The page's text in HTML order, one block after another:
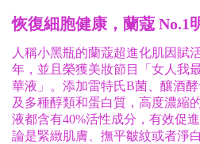
恢復細胞健康，蘭蔻 No.1
人稱小黑瓶的蘭蔻超進化肌因賦
年，並且榮獲美妝節目「女人我
華液」。添加雷特氏B菌、釀酒
及多種醇類和蛋白質，高度濃縮
液都含有40%活性成分，有效促
論是緊緻肌膚、撫平皺紋或者淨